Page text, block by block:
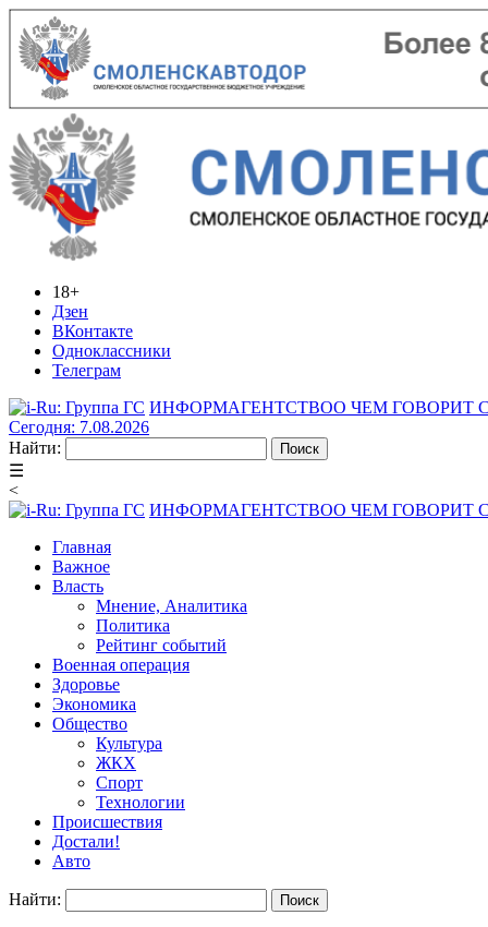
18+
Дзен
ВКонтакте
Одноклассники
Телеграм
ИНФОРМАГЕНТСТВОО ЧЕМ ГОВОРИТ
Сегодня: 7.08.2026
Найти:
☰
<
ИНФОРМАГЕНТСТВОО ЧЕМ ГОВОРИТ
Главная
Важное
Власть
Мнение, Аналитика
Политика
Рейтинг событий
Военная операция
Здоровье
Экономика
Общество
Культура
ЖКХ
Спорт
Технологии
Происшествия
Достали!
Авто
Найти: